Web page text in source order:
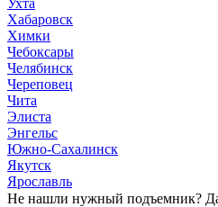
Хабаровск
Химки
Чебоксары
Челябинск
Череповец
Чита
Элиста
Энгельс
Южно-Сахалинск
Якутск
Ярославль
Не нашли нужный подъемник?